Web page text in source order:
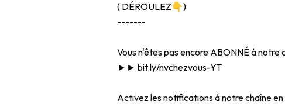
( DÉROULEZ👇)
-------
Vous n'êtes pas encore ABONNÉ à
►► bit.ly/nvchezvous-YT
Activez les notifications à notre chaîne